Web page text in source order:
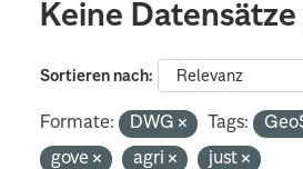
Keine
Sortieren nach
Formate: DWG Tags:
gove
agri just